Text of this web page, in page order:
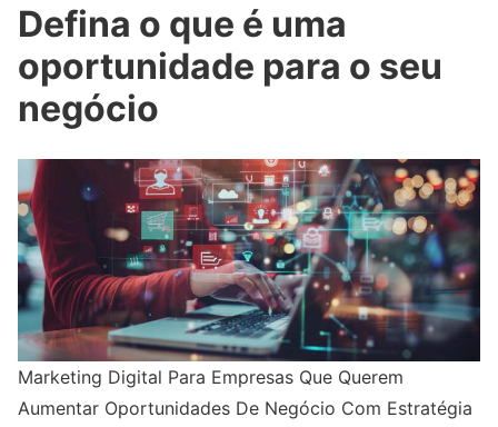
Defina o que é uma
oportunidade para o seu
negócio
Marketing Digital Para Empresas Que Querem
Aumentar Oportunidades De Negócio Com Estratégia